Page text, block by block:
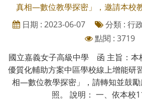
真相—數位教學探密」，邀請本校
日期 : 2023-06-07
分類 : 行
點閱 : 3719
國立嘉義女子高級中學 函 主旨：本
優質化輔助方案中區學校線上增能研
相—數位教學探密」，請轉知並鼓
照。 說明： 一、依本校